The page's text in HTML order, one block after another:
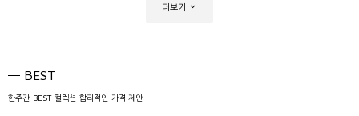
더보기
BEST
한주간 BEST 컬렉션 합리적인 가격 제안